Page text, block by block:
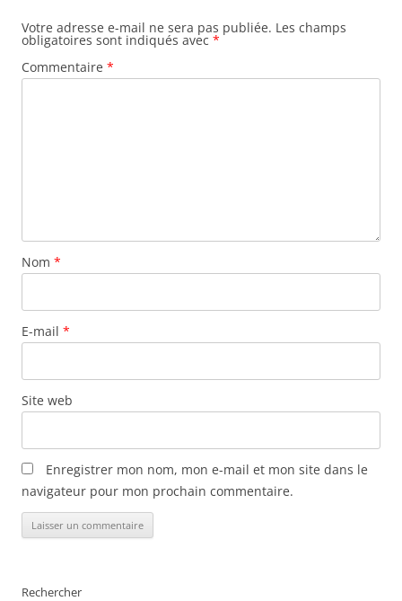
Votre adresse e-mail ne sera pas publiée. Les champs
obligatoires sont indiqués avec *
Commentaire *
Nom *
E-mail *
Site web
Enregistrer mon nom, mon e-mail et mon site dans le
navigateur pour mon prochain commentaire.
Rechercher